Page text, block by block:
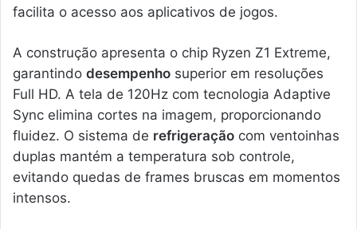
facilita o acesso aos aplicativos de jogos.
A construção apresenta o chip Ryzen Z1 Extreme,
garantindo desempenho superior em resoluções
Full HD. A tela de 120Hz com tecnologia Adaptive
Sync elimina cortes na imagem, proporcionando
fluidez. O sistema de refrigeração com ventoinhas
duplas mantém a temperatura sob controle,
evitando quedas de frames bruscas em momentos
intensos.